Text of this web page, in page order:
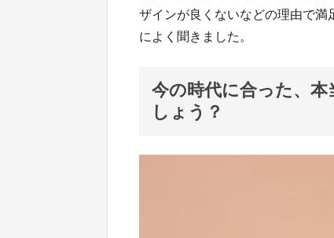
ザインが良くないなどの理由で満
によく聞きました。
今の時代に合った、
しょう？